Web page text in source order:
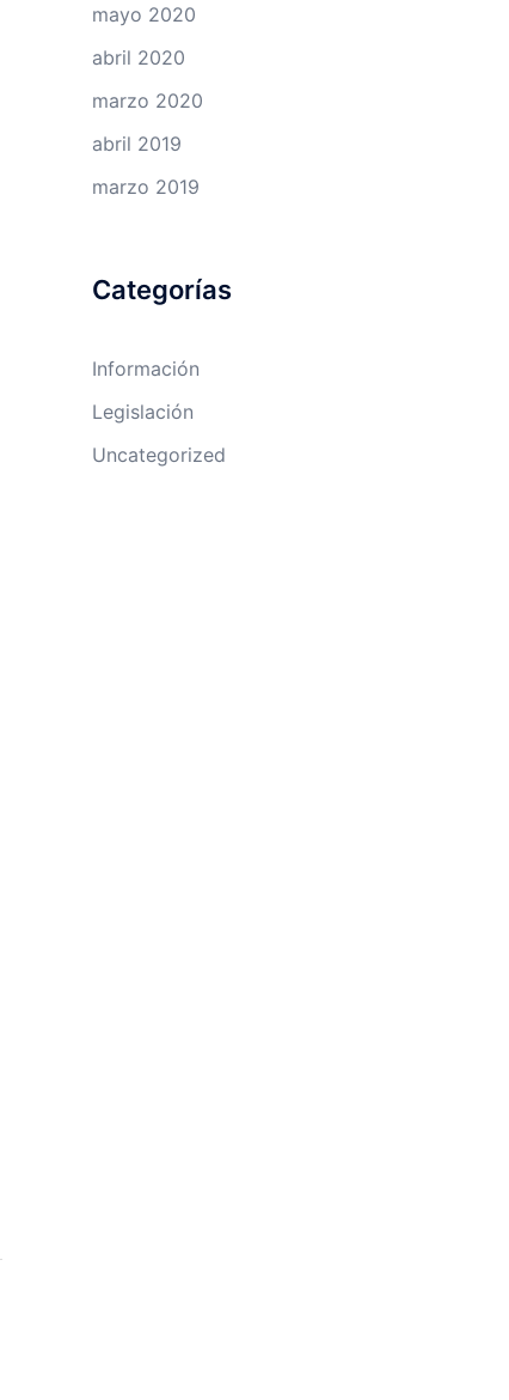
mayo 2020
abril 2020
marzo 2020
abril 2019
marzo 2019
Categorías
Información
Legislación
Uncategorized